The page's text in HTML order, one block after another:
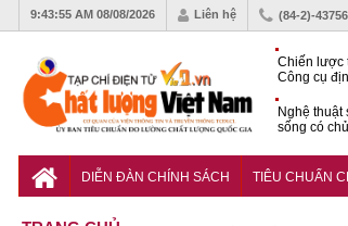
9:43:56 AM 08/08/2026 Liên hệ (84-2)-
Chiến lược
Công cụ
Nghệ thuật
sống có
gia đối với
DIỄN ĐÀN CHÍNH SÁCH TIÊU CHUẨN